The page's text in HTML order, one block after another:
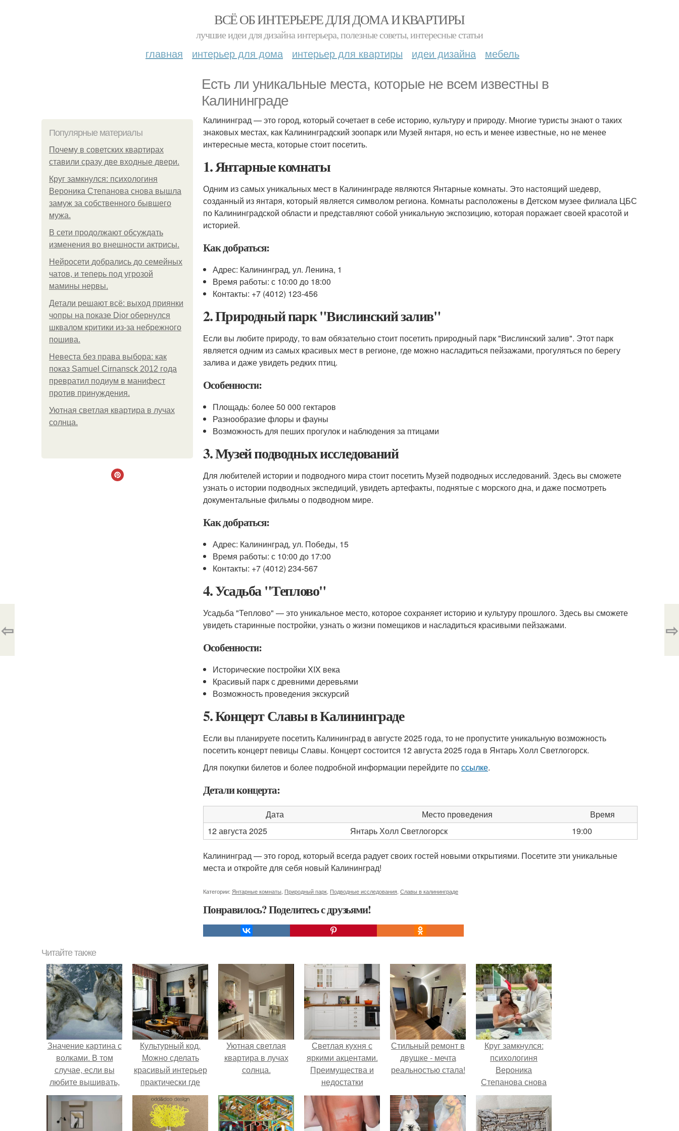
ВСЁ ОБ ИНТЕРЬЕРЕ ДЛЯ ДОМА И КВАРТИРЫ
лучшие идеи для дизайна интерьера, полезные советы, интересные статьи
главная интерьер для дома интерьер для квартиры идеи дизайна мебель
Есть ли уникальные места, которые не всем известны в
Калининграде
Популярные материалы
Почему в советских квартирах
ставили сразу две входные двери.
Круг замкнулся: психологиня
Вероника Степанова снова вышла
замуж за собственного бывшего
мужа.
В сети продолжают обсуждать
изменения во внешности актрисы.
Нейросети добрались до семейных
чатов, и теперь под угрозой
мамины нервы.
Детали решают всё: выход приянки
чопры на показе Dior обернулся
шквалом критики из-за небрежного
пошива.
Невеста без права выбора: как
показ Samuel Cirnansck 2012 года
превратил подиум в манифест
против принуждения.
Уютная светлая квартира в лучах
солнца.
Калининград — это город, который сочетает в себе историю, культуру и природу. Многие туристы знают о таких
знаковых местах, как Калининградский зоопарк или Музей янтаря, но есть и менее известные, но не менее
интересные места, которые стоит посетить.
1. Янтарные комнаты
Одним из самых уникальных мест в Калининграде являются Янтарные комнаты. Это настоящий шедевр,
созданный из янтаря, который является символом региона. Комнаты расположены в Детском музее филиала ЦБС
по Калининградской области и представляют собой уникальную экспозицию, которая поражает своей красотой и
историей.
Как добраться:
Адрес: Калининград, ул. Ленина, 1
Время работы: с 10:00 до 18:00
Контакты: +7 (4012) 123-456
2. Природный парк "Вислинский залив"
Если вы любите природу, то вам обязательно стоит посетить природный парк "Вислинский залив". Этот парк
является одним из самых красивых мест в регионе, где можно насладиться пейзажами, прогуляться по берегу
залива и даже увидеть редких птиц.
Особенности:
Площадь: более 50 000 гектаров
Разнообразие флоры и фауны
Возможность для пеших прогулок и наблюдения за птицами
3. Музей подводных исследований
Для любителей истории и подводного мира стоит посетить Музей подводных исследований. Здесь вы сможете
узнать о истории подводных экспедиций, увидеть артефакты, поднятые с морского дна, и даже посмотреть
документальные фильмы о подводном мире.
Как добраться:
Адрес: Калининград, ул. Победы, 15
Время работы: с 10:00 до 17:00
Контакты: +7 (4012) 234-567
4. Усадьба "Теплово"
Усадьба "Теплово" — это уникальное место, которое сохраняет историю и культуру прошлого. Здесь вы сможете
увидеть старинные постройки, узнать о жизни помещиков и насладиться красивыми пейзажами.
Особенности:
Исторические постройки XIX века
Красивый парк с древними деревьями
Возможность проведения экскурсий
5. Концерт Славы в Калининграде
Если вы планируете посетить Калининград в августе 2025 года, то не пропустите уникальную возможность
посетить концерт певицы Славы. Концерт состоится 12 августа 2025 года в Янтарь Холл Светлогорск.
Для покупки билетов и более подробной информации перейдите поссылке.
Детали концерта:
Дата Место проведения
Время
12 августа 2025
Янтарь Холл Светлогорск 19:00
Калининград — это город, который всегда радует своих гостей новыми открытиями. Посетите эти уникальные
места и откройте для себя новый Калининград!
Категории: Янтарные комнаты Природный парк Подводные исследования Славы в калининграде
Понравилось? Поделитесь с друзьями!
⇦ ⇨
Читайте также
Значение картина с
волками. В том
случае, если вы
любите вышивать,
то наверняка
задумывались о
том, что означает та
Культурный код.
Можно сделать
красивый интерьер
практически где
угодно.
Уютная светлая
квартира в лучах
солнца.
Светлая кухня с
яркими акцентами.
Преимущества и
недостатки
Стильный ремонт в
двушке - мечта
реальностью стала!
Круг замкнулся:
психологиня
Вероника
Степанова снова
вышла замуж за
собственного
бывшего мужа.